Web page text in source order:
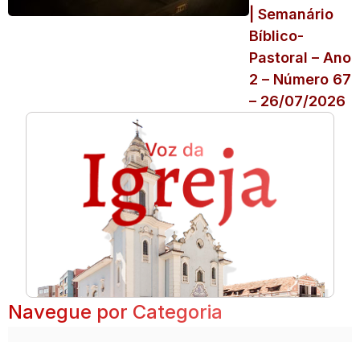
| Semanário
Bíblico-
Pastoral – Ano
2 – Número 67
– 26/07/2026
Navegue por Categoria